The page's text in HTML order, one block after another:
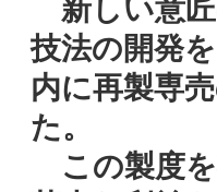
技法の開発
内に再製専
た。
この製度